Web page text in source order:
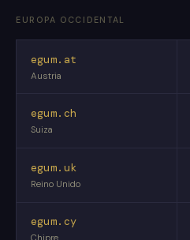
EUROPA OCCIDENTAL
egum.at
Austria
egum.ch
Suiza
egum.uk
Reino Unido
egum.cy